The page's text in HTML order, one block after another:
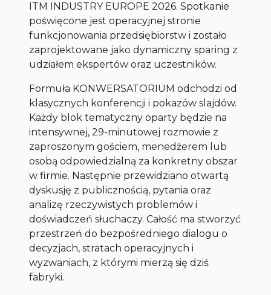
ITM INDUSTRY EUROPE 2026. Spotkanie
poświęcone jest operacyjnej stronie
funkcjonowania przedsiębiorstw i zostało
zaprojektowane jako dynamiczny sparing z
udziałem ekspertów oraz uczestników.
Formuła KONWERSATORIUM odchodzi od
klasycznych konferencji i pokazów slajdów.
Każdy blok tematyczny oparty będzie na
intensywnej, 29-minutowej rozmowie z
zaproszonym gościem, menedżerem lub
osobą odpowiedzialną za konkretny obszar
w firmie. Następnie przewidziano otwartą
dyskusję z publicznością, pytania oraz
analizę rzeczywistych problemów i
doświadczeń słuchaczy. Całość ma stworzyć
przestrzeń do bezpośredniego dialogu o
decyzjach, stratach operacyjnych i
wyzwaniach, z którymi mierzą się dziś
fabryki.